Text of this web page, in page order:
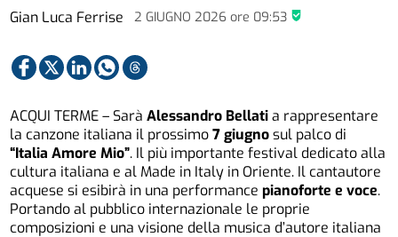
Gian Luca Ferrise 2 GIUGNO 2026ore 09:53
ACQUI TERME – SaràAlessandro Bellatia rappresentare
la canzone italiana il prossimo7 giugnosul palco di
“Italia Amore Mio”. Il più importante festival dedicato alla
cultura italiana e al Made in Italy in Oriente. Il cantautore
acquese si esibirà in una performancepianoforte e voce.
Portando al pubblico internazionale le proprie
composizioni e una visione della musica d’autore italiana